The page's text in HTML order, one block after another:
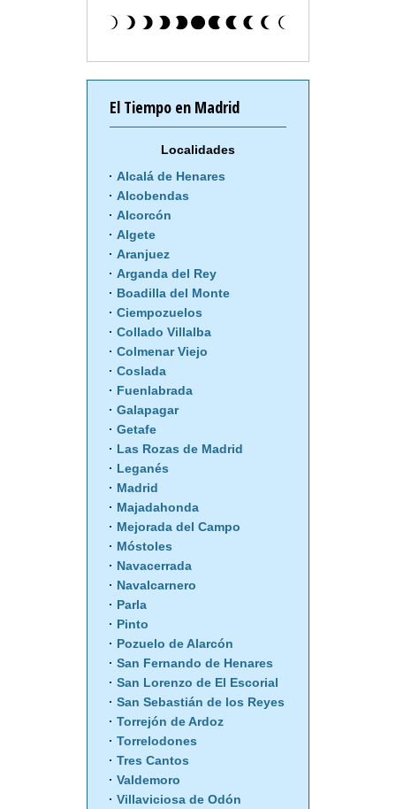
El Tiempo en Madrid
Localidades
Alcalá de Henares
Alcobendas
Alcorcón
Algete
Aranjuez
Arganda del Rey
Boadilla del Monte
Ciempozuelos
Collado Villalba
Colmenar Viejo
Coslada
Fuenlabrada
Galapagar
Getafe
Las Rozas de Madrid
Leganés
Madrid
Majadahonda
Mejorada del Campo
Móstoles
Navacerrada
Navalcarnero
Parla
Pinto
Pozuelo de Alarcón
San Fernando de Henares
San Lorenzo de El Escorial
San Sebastián de los Reyes
Torrejón de Ardoz
Torrelodones
Tres Cantos
Valdemoro
Villaviciosa de Odón